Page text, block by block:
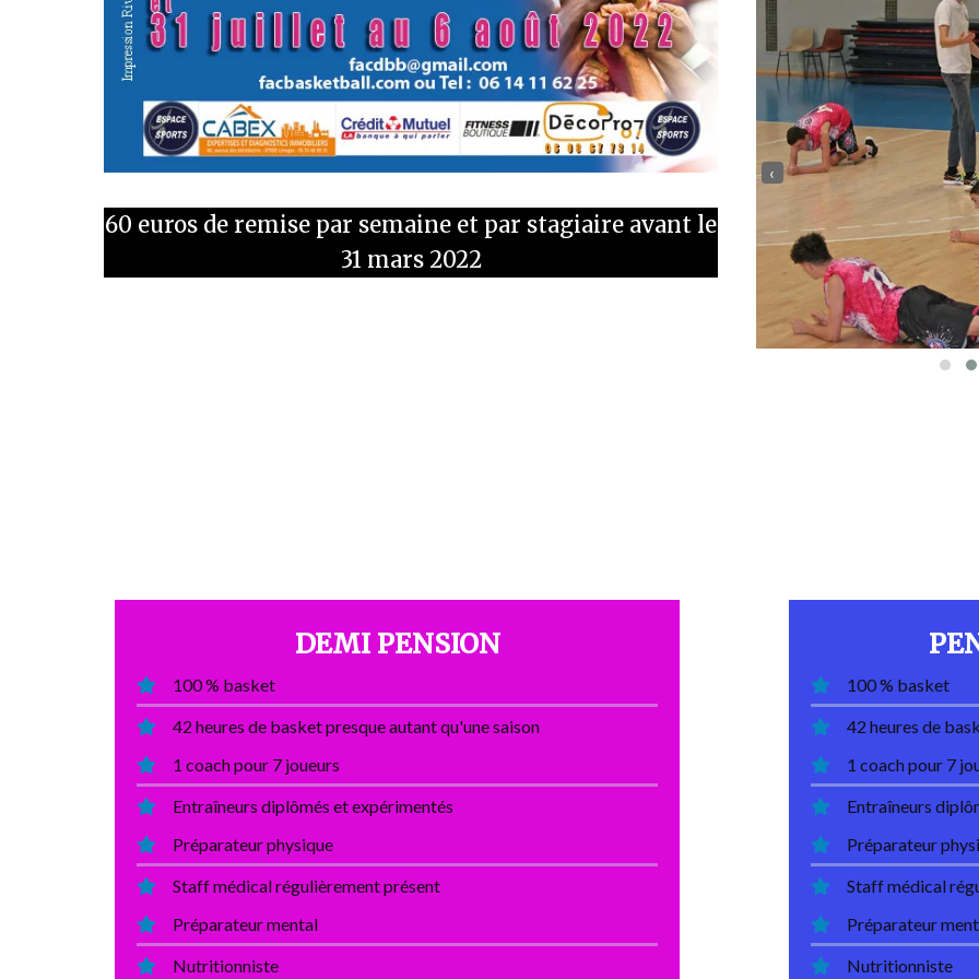
60 euros de remise par semaine et par stagiaire avant le
31 mars 2022
‹
DEMI PENSION
100 % basket
42 heures de basket presque autant qu'une saison
1 coach pour 7 joueurs
Entraîneurs diplômés et expérimentés
Préparateur physique
Staff médical régulièrement présent
Préparateur mental
Nutritionniste
100 % basket
42 heures de
1 coach pour 7
Entraîneurs
Préparateur
Staff médical
Préparateur
Nutritionniste